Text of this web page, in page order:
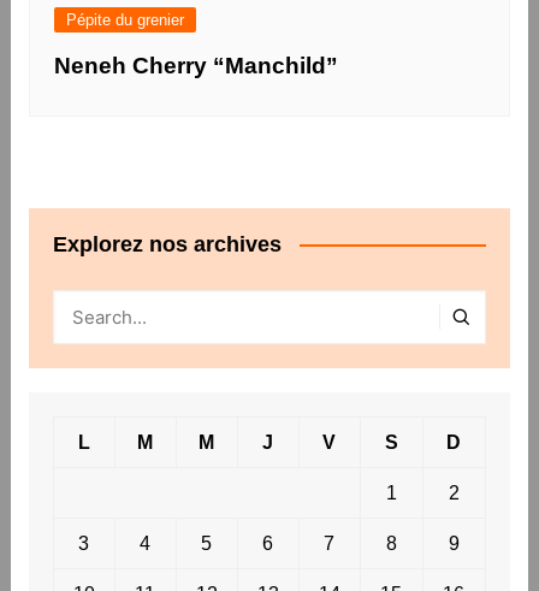
Pépite du grenier
Neneh Cherry “Manchild”
Explorez nos archives
L M M J V S D
1 2
3 4 5 6 7 8 9